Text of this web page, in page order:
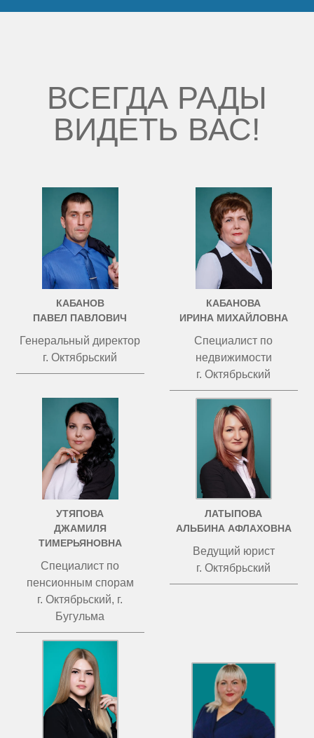
ВСЕГДА РАДЫ
ВИДЕТЬ ВАС!
КАБАНОВ
ПАВЕЛ ПАВЛОВИЧ
Генеральный директор
г. Октябрьский
КАБАНОВА
ИРИНА МИХАЙЛОВНА
Специалист по
недвижимости
г. Октябрьский
УТЯПОВА
ДЖАМИЛЯ
ТИМЕРЬЯНОВНА
Специалист по
пенсионным спорам
г. Октябрьский, г.
Бугульма
ЛАТЫПОВА
АЛЬБИНА АФЛАХОВНА
Ведущий юрист
г. Октябрьский